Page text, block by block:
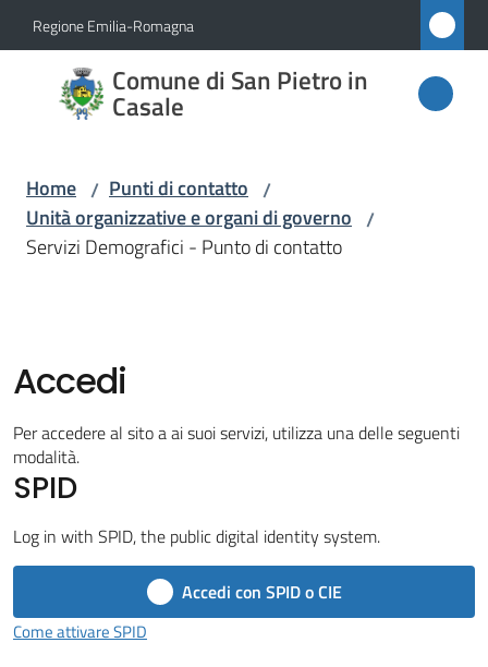
Vai al contenuto
Vai alla navigazione
Vai al footer
Regione Emilia-Romagna
Comune di San Pietro in
Casale
Comune
di San
Casale
Novità
Servizi
Menu selezionato
Vivere
Comune
Home / Punti di contatto /
Unità organizzative e organi di governo /
Servizi Demografici - Punto di contatto
Accedi
Per accedere al sito a ai suoi servizi, utilizza una delle seguenti
modalità.
SPID
Log in with SPID, the public digital identity system.
Accedi con SPID o CIE
Come attivare SPID